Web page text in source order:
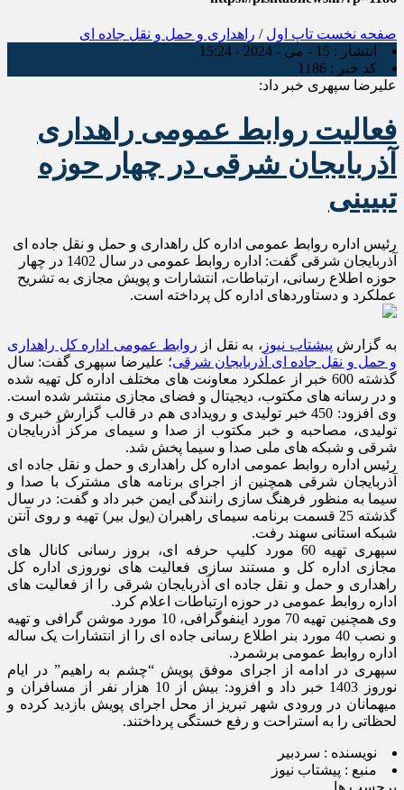
صفحه نخست تاپ اول / راهداری و حمل و نقل جاده ای
انتشار : 15 - می - 2024 - 15:24
کد خبر : 1186
علیرضا سپهری خبر داد:
فعالیت روابط عمومی راهداری
آذربایجان شرقی در چهار حوزه
تبیینی
رئیس اداره روابط عمومی اداره کل راهداری و حمل و نقل جاده ای
آذربایجان شرقی گفت: اداره روابط عمومی در سال 1402 در چهار
حوزه اطلاع رسانی، ارتباطات، انتشارات و پویش مجازی به تشریح
عملکرد و دستاوردهای اداره کل پرداخته است.
به گزارش پیشتاب نیوز ، به نقل از روابط عمومی اداره کل راهداری
و حمل و نقل جاده ای آذربایجان شرقی؛ علیرضا سپهری گفت: سال
گذشته 600 خبر از عملکرد معاونت های مختلف اداره کل تهیه شده
و در رسانه های مکتوب، دیجیتال و فضای مجازی منتشر شده است.
وی افزود: 450 خبر تولیدی و رویدادی هم در قالب گزارش خبری و
تولیدی، مصاحبه و خبر مکتوب از صدا و سیمای مرکز آذربایجان
شرقی و شبکه های ملی صدا و سیما پخش شد.
رئیس اداره روابط عمومی اداره کل راهداری و حمل و نقل جاده ای
آذربایجان شرقی همچنین از اجرای برنامه های مشترک با صدا و
سیما به منظور فرهنگ سازی رانندگی ایمن خبر داد و گفت: در سال
گذشته 25 قسمت برنامه سیمای راهبران (یول بیر) تهیه و روی آنتن
شبکه استانی سهند رفت.
سپهری تهیه 60 مورد کلیپ حرفه ای، بروز رسانی کانال های
مجازی اداره کل و مستند سازی فعالیت های نوروزی اداره کل
راهداری و حمل و نقل جاده ای آذربایجان شرقی را از فعالیت های
اداره روابط عمومی در حوزه ارتباطات اعلام کرد.
وی همچنین تهیه 70 مورد اینفوگرافی، 10 مورد موشن گرافی و تهیه
و نصب 40 مورد بنر اطلاع رسانی جاده ای را از انتشارات یک ساله
اداره روابط عمومی برشمرد.
سپهری در ادامه از اجرای موفق پویش “چشم به راهیم” در ایام
نوروز 1403 خبر داد و افزود: بیش از 10 هزار نفر از مسافران و
میهمانان در ورودی شهر تبریز از محل اجرای پویش بازدید کرده و
لحظاتی را به استراحت و رفع خستگی پرداختند.
نویسنده : سردبیر
منبع : پیشتاب نیوز
برچسب ها